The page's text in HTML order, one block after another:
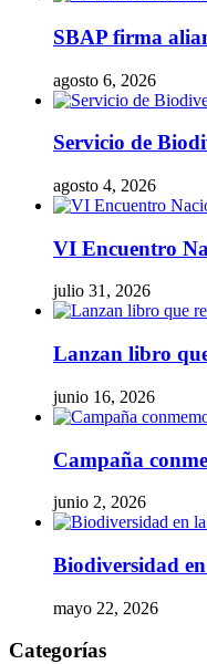
SBAP firma
agosto 6, 2026
Servicio de
agosto 4, 2026
VI Encuentro
julio 31, 2026
Lanzan libro
junio 16, 2026
Campaña
junio 2, 2026
Biodiversidad
mayo 22, 2026
Categorías